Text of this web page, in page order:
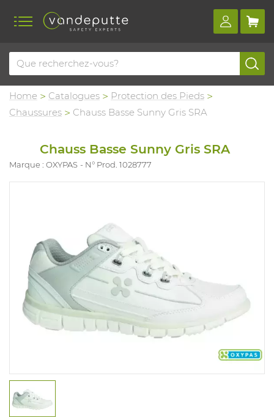
Home Catalogues
Protection des Pieds
Chaussures
Chauss Basse Sunny Gris SRA
Chauss Basse Sunny Gris SRA
Marque : OXYPAS N° Prod. 1028777